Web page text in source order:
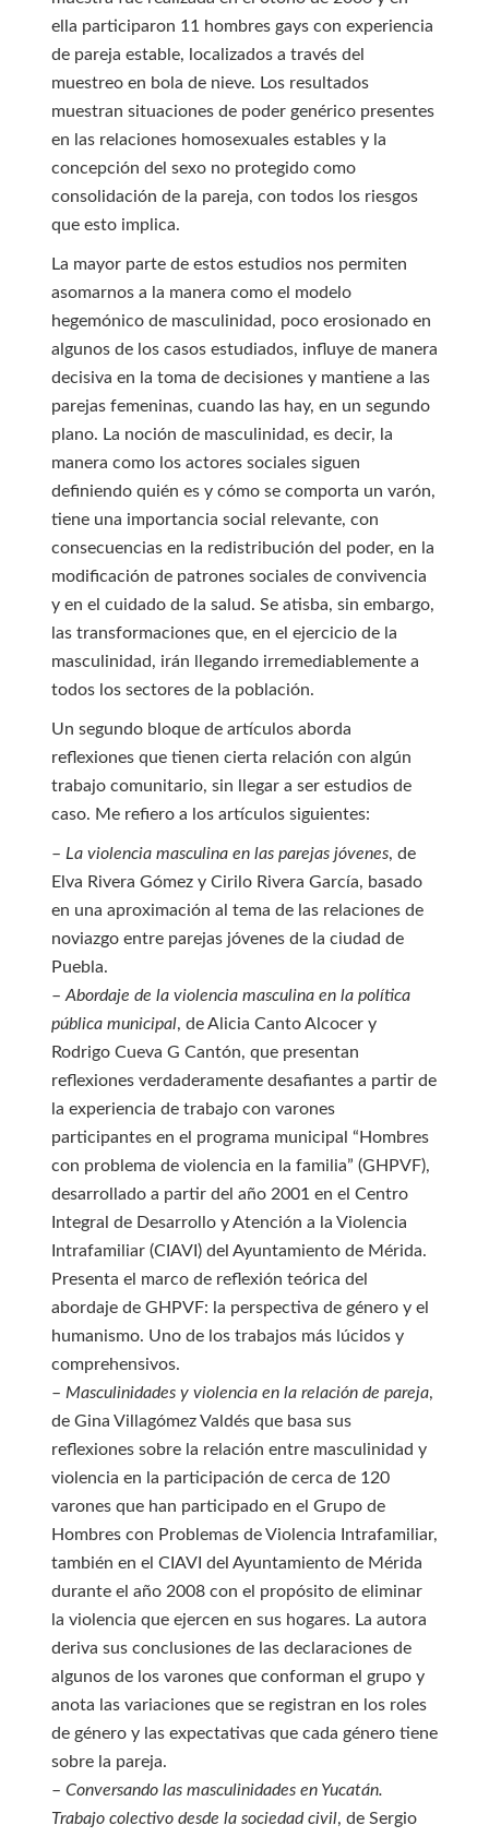
ella participaron 11 hombres gays con experiencia
de pareja estable, localizados a través del
muestreo en bola de nieve. Los resultados
muestran situaciones de poder genérico presentes
en las relaciones homosexuales estables y la
concepción del sexo no protegido como
consolidación de la pareja, con todos los riesgos
que esto implica.
La mayor parte de estos estudios nos permiten
asomarnos a la manera como el modelo
hegemónico de masculinidad, poco erosionado en
algunos de los casos estudiados, influye de manera
decisiva en la toma de decisiones y mantiene a las
parejas femeninas, cuando las hay, en un segundo
plano. La noción de masculinidad, es decir, la
manera como los actores sociales siguen
definiendo quién es y cómo se comporta un varón,
tiene una importancia social relevante, con
consecuencias en la redistribución del poder, en la
modificación de patrones sociales de convivencia
y en el cuidado de la salud. Se atisba, sin embargo,
las transformaciones que, en el ejercicio de la
masculinidad, irán llegando irremediablemente a
todos los sectores de la población.
Un segundo bloque de artículos aborda
reflexiones que tienen cierta relación con algún
trabajo comunitario, sin llegar a ser estudios de
caso. Me refiero a los artículos siguientes:
– La violencia masculina en las parejas jóvenes, de
Elva Rivera Gómez y Cirilo Rivera García, basado
en una aproximación al tema de las relaciones de
noviazgo entre parejas jóvenes de la ciudad de
Puebla.
– Abordaje de la violencia masculina en la política
pública municipal, de Alicia Canto Alcocer y
Rodrigo Cueva G Cantón, que presentan
reflexiones verdaderamente desafiantes a partir de
la experiencia de trabajo con varones
participantes en el programa municipal “Hombres
con problema de violencia en la familia” (GHPVF),
desarrollado a partir del año 2001 en el Centro
Integral de Desarrollo y Atención a la Violencia
Intrafamiliar (CIAVI) del Ayuntamiento de Mérida.
Presenta el marco de reflexión teórica del
abordaje de GHPVF: la perspectiva de género y el
humanismo. Uno de los trabajos más lúcidos y
comprehensivos.
– Masculinidades y violencia en la relación de pareja,
de Gina Villagómez Valdés que basa sus
reflexiones sobre la relación entre masculinidad y
violencia en la participación de cerca de 120
varones que han participado en el Grupo de
Hombres con Problemas de Violencia Intrafamiliar,
también en el CIAVI del Ayuntamiento de Mérida
durante el año 2008 con el propósito de eliminar
la violencia que ejercen en sus hogares. La autora
deriva sus conclusiones de las declaraciones de
algunos de los varones que conforman el grupo y
anota las variaciones que se registran en los roles
de género y las expectativas que cada género tiene
sobre la pareja.
– Conversando las masculinidades en Yucatán.
Trabajo colectivo desde la sociedad civil, de Sergio